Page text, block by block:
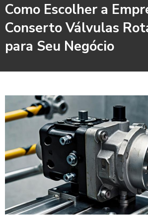
Como Escolher a
Conserto Válvulas
para Seu Negócio